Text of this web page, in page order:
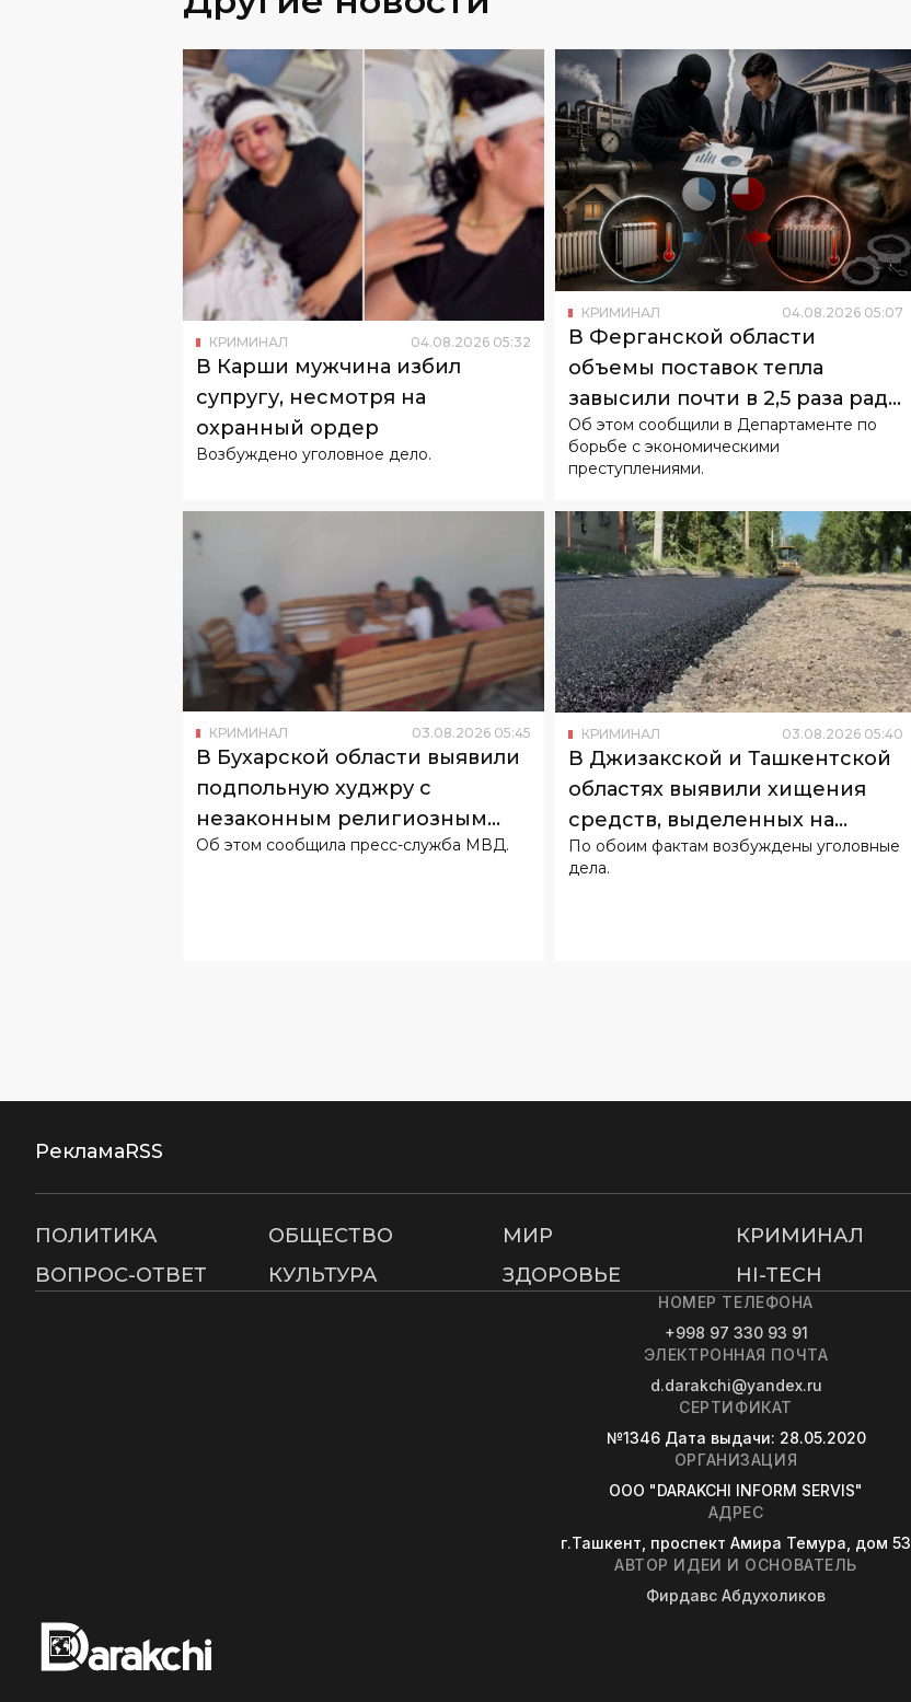
КРИМИНАЛ 04.08 2026 05
В Карши мужчина избил
супругу, несмотря на
охранный ордер
Возбуждено уголовное дело.
КРИМИНАЛ 04.08.2026 05:07
В Ферганской области
объемы поставок тепла
завысили почти в 2,5 раза ради
субсидий
Об этом сообщили в Департаменте по
борьбе с экономическими
преступлениями.
КРИМИНАЛ 03.08 2026 05 45
В Бухарской области выявили
подпольную худжру с
незаконным религиозным
обучением детей
Об этом сообщила пресс-служба МВД.
КРИМИНАЛ 03.08.2026 05:40
В Джизакской и Ташкентской
областях выявили хищения
средств, выделенных на
ремонт дорог
По обоим фактам возбуждены уголовные
дела.
РекламаRSS
ПОЛИТИКА ОБЩЕСТВО МИР КРИМИНАЛ
ВОПРОС-ОТВЕТ
КУЛЬТУРА ЗДОРОВЬЕ HI-TECH
НОМЕР ТЕЛЕФОНА
+998 97 330 93 91
ЭЛЕКТРОННАЯ ПОЧТА
d.darakchi@yandex.ru
СЕРТИФИКАТ
№1346 Дата выдачи: 28.05.2020
ОРГАНИЗАЦИЯ
OOO "DARAKCHI INFORM SERVIS"
АДРЕС
г.Ташкент, проспект Амира Темура, дом 53
АВТОР ИДЕИ И ОСНОВАТЕЛЬ
Фирдавс Абдухоликов